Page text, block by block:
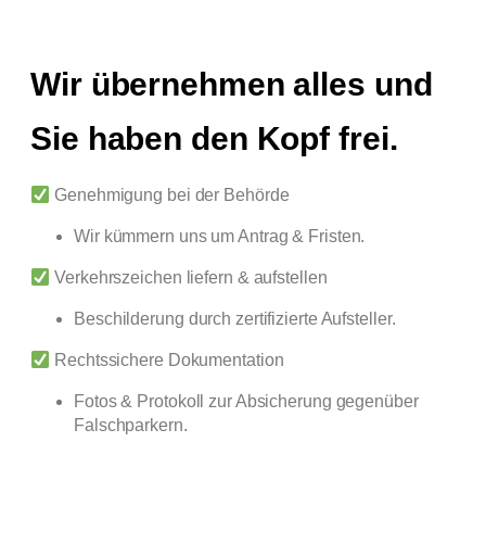
Wir übernehmen alles und
Sie haben den Kopf frei.
Genehmigung bei der Behörde
Wir kümmern uns um Antrag & Fristen.
Verkehrszeichen liefern & aufstellen
Beschilderung durch zertifizierte Aufsteller.
Rechtssichere Dokumentation
Fotos & Protokoll zur Absicherung gegenüber
Falschparkern.